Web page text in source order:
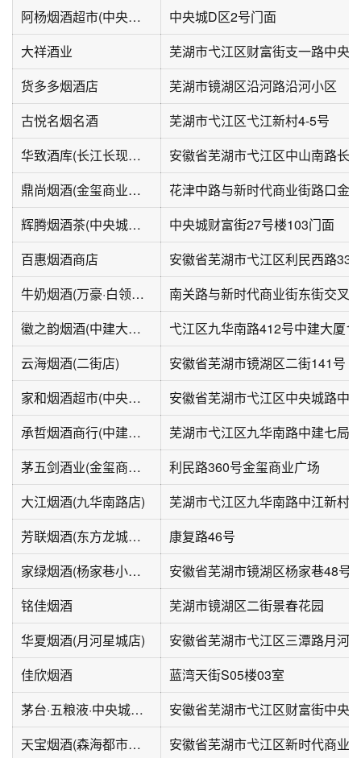
阿杨烟酒超市(中央城店)
中央城D区2号门面
大祥酒业
芜湖市弋江区财富街支一路中央
货多多烟酒店
芜湖市镜湖区沿河路沿河小区
古悦名烟名酒
芜湖市弋江区弋江新村4-5号
华致酒库(长江长现代城店)
鼎尚烟酒(金玺商业广场店)
花津中路与新时代商业街路口金
辉腾烟酒茶(中央城财富街店)
中央城财富街27号楼103门面
百惠烟酒商店
牛奶烟酒(万豪·白领广场店)
南关路与新时代商业街东街交叉
徽之韵烟酒(中建大厦店)
弋江区九华南路412号中建大厦1
云海烟酒(二街店)
安徽省芜湖市镜湖区二街141号
家和烟酒超市(中央城B区店)
安徽省芜湖市弋江区中央城路中
承哲烟酒商行(中建大厦店)
茅五剑酒业(金玺商业广场店)
利民路360号金玺商业广场
大江烟酒(九华南路店)
芜湖市弋江区九华南路中江新村-
芳联烟酒(东方龙城秉心苑店)
康复路46号
家绿烟酒(杨家巷小区店)
安徽省芜湖市镜湖区杨家巷48号
铭佳烟酒
芜湖市镜湖区二街景春花园
华夏烟酒(月河星城店)
安徽省芜湖市弋江区三潭路月河
佳欣烟酒
蓝湾天街S05楼03室
茅台·五粮液·中央城烟酒(烟酒礼品回收)
安徽省芜湖市弋江区财富街中央
天宝烟酒(森海都市花园店)